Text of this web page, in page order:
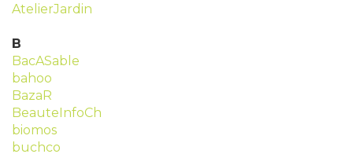
AtelierJardin
B
BacASable
bahoo
BazaR
BeauteInfoCh
biomos
buchco